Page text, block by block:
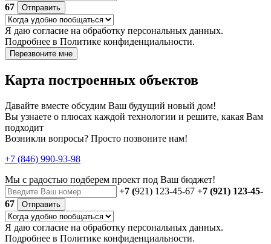
67
Отправить
Я даю согласие на обработку персональных данных.
Подробнее в Политике конфиденциальности.
Перезвоните мне
Карта построенных объектов
Давайте вместе обсудим Ваш будущий новый дом!
Вы узнаете о плюсах каждой технологии и решите, какая Вам
подходит
Возникли вопросы? Просто позвоните нам!
+7 (846) 990-93-98
Мы с радостью подберем проект под Ваш бюджет!
+7 (921) 123-45-67 +7 (921) 123-45-
67
Отправить
Я даю согласие на обработку персональных данных.
Подробнее в Политике конфиденциальности.